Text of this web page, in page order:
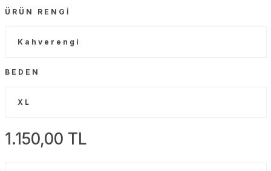
ÜRÜN RENGI
BEDEN
1.150,00 TL